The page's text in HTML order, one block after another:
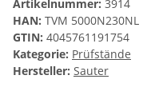
Artikelnummer: 3914
HAN: TVM 5000N230NL
GTIN: 4045761191754
Kategorie: Prüfstände
Hersteller: Sauter